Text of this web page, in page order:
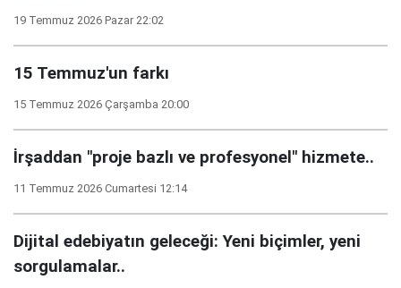
19 Temmuz 2026 Pazar 22:02
15 Temmuz'un farkı
15 Temmuz 2026 Çarşamba 20:00
İrşaddan "proje bazlı ve profesyonel" hizmete..
11 Temmuz 2026 Cumartesi 12:14
Dijital edebiyatın geleceği: Yeni biçimler, yeni
sorgulamalar..